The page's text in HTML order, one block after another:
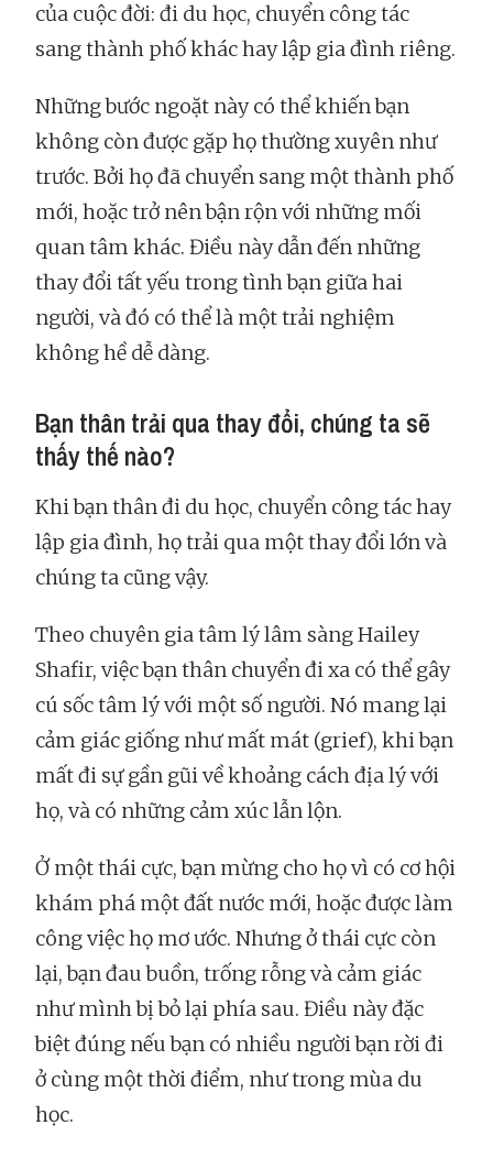
của cuộc đời: đi du học, chuyển công tác
sang thành phố khác hay lập gia đình riêng.
Những bước ngoặt này có thể khiến bạn
không còn được gặp họ thường xuyên như
trước. Bởi họ đã chuyển sang một thành phố
mới, hoặc trở nên bận rộn với những mối
quan tâm khác. Điều này dẫn đến những
thay đổi tất yếu trong tình bạn giữa hai
người, và đó có thể là một trải nghiệm
không hề dễ dàng.
Bạn thân trải qua thay đổi, chúng ta sẽ
thấy thế nào?
Khi bạn thân đi du học, chuyển công tác hay
lập gia đình, họ trải qua một thay đổi lớn và
chúng ta cũng vậy.
Theo chuyên gia tâm lý lâm sàng Hailey
Shafir, việc bạn thân chuyển đi xa có thể gây
cú sốc tâm lý với một số người. Nó mang lại
cảm giác giống như mất mát (grief), khi bạn
mất đi sự gần gũi về khoảng cách địa lý với
họ, và có những cảm xúc lẫn lộn.
Ở một thái cực, bạn mừng cho họ vì có cơ hội
khám phá một đất nước mới, hoặc được làm
công việc họ mơ ước. Nhưng ở thái cực còn
lại, bạn đau buồn, trống rỗng và cảm giác
như mình bị bỏ lại phía sau. Điều này đặc
biệt đúng nếu bạn có nhiều người bạn rời đi
ở cùng một thời điểm, như trong mùa du
học.